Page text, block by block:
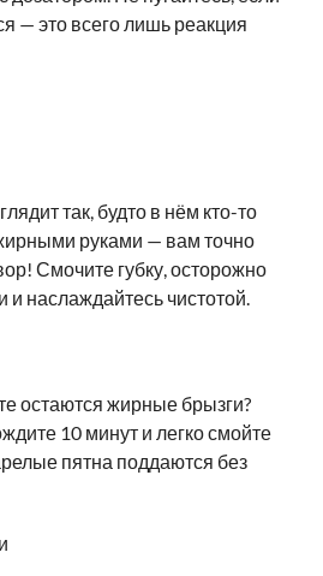
— это всего лишь реакция
так, будто в нём кто-то
руками — вам точно
Смочите губку, осторожно
и наслаждайтесь чистотой.
остаются жирные брызги?
10 минут и легко смойте
пятна поддаются без